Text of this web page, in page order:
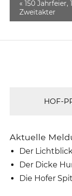
« 150 Jahrfeier,
Zweitakter
HOF-
Aktuelle
Der
Der Dicke
Die Hofer